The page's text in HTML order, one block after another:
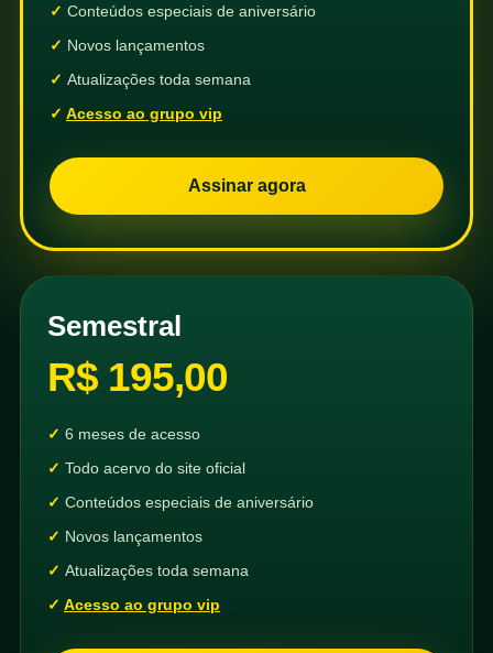
Conteúdos especiais de aniversário
Novos lançamentos
Atualizações toda semana
Acesso ao grupo vip
Assinar agora
Semestral
R$ 195,00
6 meses de acesso
Todo acervo do site oficial
Conteúdos especiais de aniversário
Novos lançamentos
Atualizações toda semana
Acesso ao grupo vip